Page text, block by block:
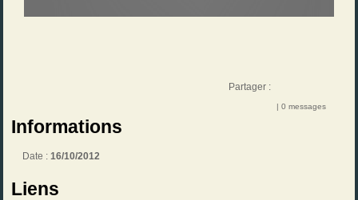
Partager :
| 0 messages
Informations
Date :16/10/2012
Liens